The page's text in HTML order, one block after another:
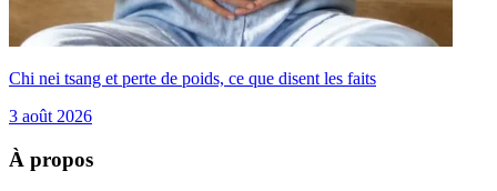
Chi nei tsang et perte de poids, ce que disent les faits
3 août 2026
À propos